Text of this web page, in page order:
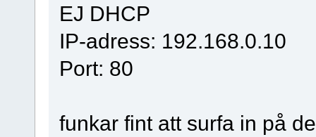
EJ DHCP
IP-adress: 192.168.0.10
Port: 80
funkar fint att surfa in på